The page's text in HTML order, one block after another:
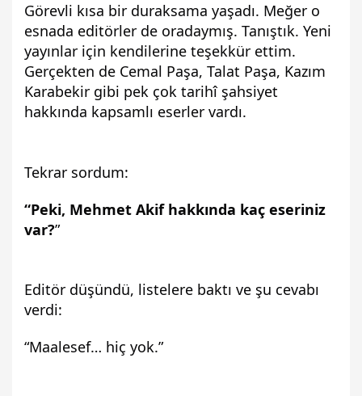
Görevli kısa bir duraksama yaşadı. Meğer o
esnada editörler de oradaymış. Tanıştık. Yeni
yayınlar için kendilerine teşekkür ettim.
Gerçekten de Cemal Paşa, Talat Paşa, Kazım
Karabekir gibi pek çok tarihî şahsiyet
hakkında kapsamlı eserler vardı.
Tekrar sordum:
“Peki, Mehmet Akif hakkında kaç eseriniz
var?”
Editör düşündü, listelere baktı ve şu cevabı
verdi:
“Maalesef… hiç yok.”